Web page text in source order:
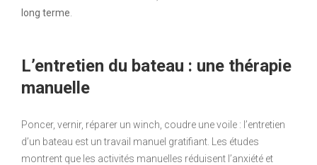
long terme
L’entretien du bateau : une thérapie
manuelle
Poncer, vernir, réparer un winch, coudre une voile : l’entretien
d’un bateau est un travail manuel gratifiant. Les études
montrent que les activités manuelles réduisent l’anxiété et